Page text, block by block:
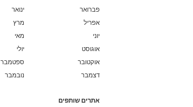
ינואר
פברואר
מרץ
אפריל
מאי
יוני
יולי
אוגוסט
ספטמבר
אוקטובר
נובמבר
דצמבר
אתרים שותפים